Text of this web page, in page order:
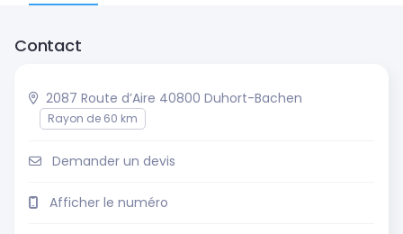
Contact
2087 Route d’Aire 40800 Duhort-Bachen
Rayon de 60 km
Demander un devis
Afficher le numéro